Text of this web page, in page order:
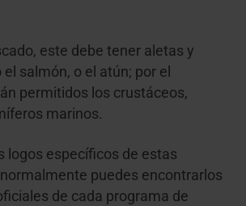
este debe tener aletas y
salmón, o el atún; por el
permitidos los crustáceos,
marinos.
logos específicos de estas
puedes encontrarlos
de cada programa de